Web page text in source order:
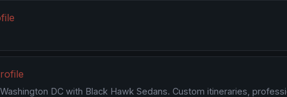
DC with Black Hawk Sedans. Custom itineraries,